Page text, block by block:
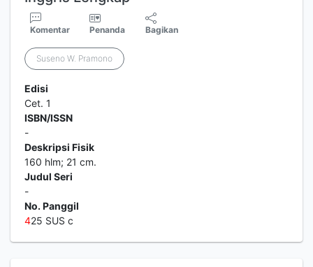
Komentar Penanda Bagikan
Suseno W. Pramono
Edisi
Cet. 1
ISBN/ISSN
-
Deskripsi Fisik
160 hlm; 21 cm.
Judul Seri
-
No. Panggil
425 SUS c